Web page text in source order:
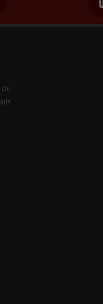
de